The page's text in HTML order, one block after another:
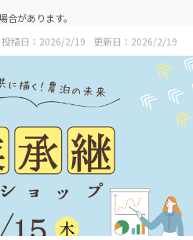
があります。
投稿日：2026/2/19
更新日：2026/2/19